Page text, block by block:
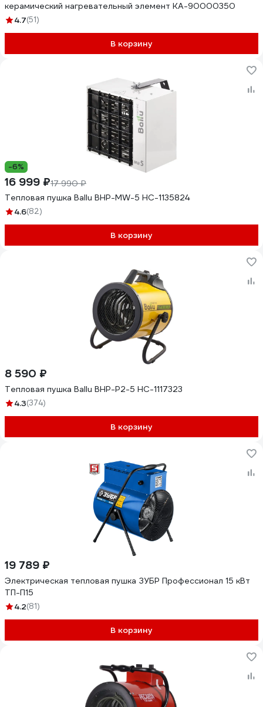
керамический нагревательный элемент КА-90000350
4.7(51)
В корзину
-6%
16 999 ₽17 990 ₽
Тепловая пушка Ballu BHP-MW-5 НС-1135824
4.6(82)
В корзину
8 590 ₽
Тепловая пушка Ballu BHP-P2-5 НС-1117323
4.3(374)
В корзину
19 789 ₽
Электрическая тепловая пушка ЗУБР Профессионал 15 кВт
ТП-П15
4.2(81)
В корзину